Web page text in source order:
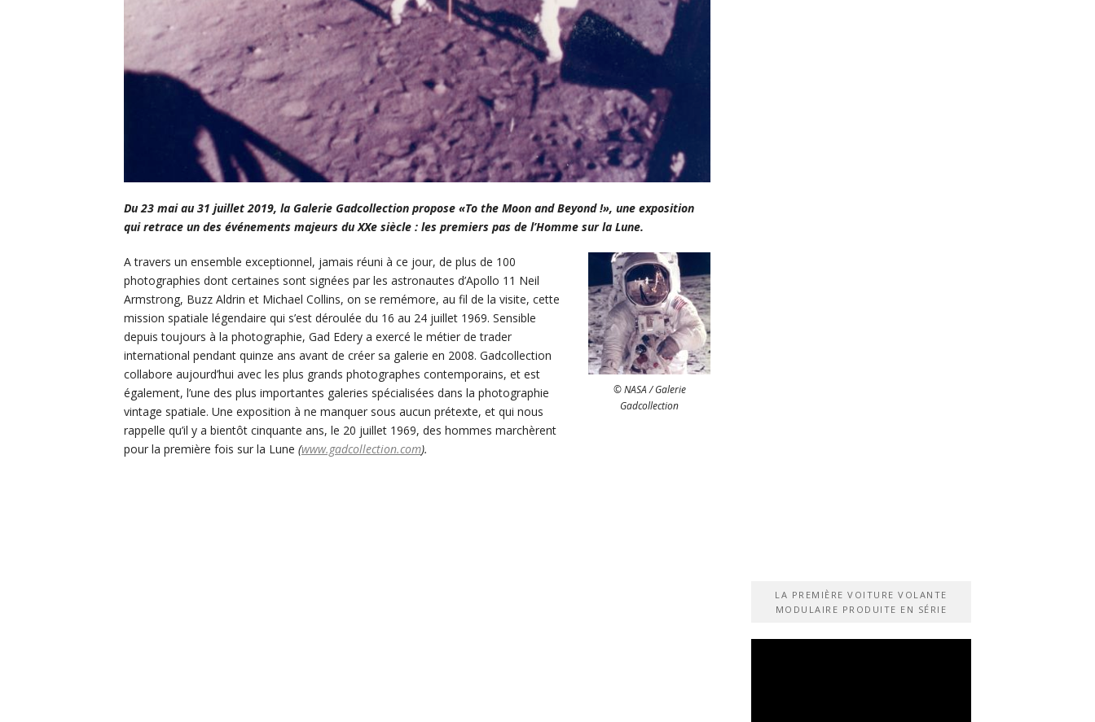
Du 23 mai au 31 juillet 2019, la Galerie Gadcollection propose «To the Moon and Beyond !», une exposition
qui retrace un des événements majeurs du XXe siècle : les premiers pas de l’Homme sur la Lune.
© NASA / Galerie
Gadcollection
A travers un ensemble exceptionnel, jamais réuni à ce jour, de plus de 100
photographies dont certaines sont signées par les astronautes d’Apollo 11 Neil
Armstrong, Buzz Aldrin et Michael Collins, on se remémore, au fil de la visite, cette
mission spatiale légendaire qui s’est déroulée du 16 au 24 juillet 1969. Sensible
depuis toujours à la photographie, Gad Edery a exercé le métier de trader
international pendant quinze ans avant de créer sa galerie en 2008. Gadcollection
collabore aujourd’hui avec les plus grands photographes contemporains, et est
également, l’une des plus importantes galeries spécialisées dans la photographie
vintage spatiale. Une exposition à ne manquer sous aucun prétexte, et qui nous
rappelle qu’il y a bientôt cinquante ans, le 20 juillet 1969, des hommes marchèrent
pour la première fois sur la Lune (www.gadcollection.com).
LA PREMIÈRE VOITURE VOLANTE
MODULAIRE PRODUITE EN SÉRIE